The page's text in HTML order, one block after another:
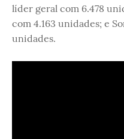
líder geral com 6.478
com 4.163 unidades; e
unidades.